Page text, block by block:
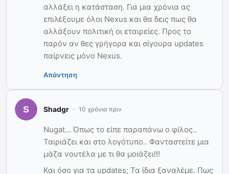
αλλάξει η κατάσταση. Για μια χρόνια ας
επιλέξουμε όλοι Nexus και θα δεις πως θα
αλλάξουν πολιτική οι εταιρείες. Προς το
παρόν αν θες γρήγορα και σίγουρα updates
παίρνεις μόνο Nexus.
Απάντηση
Shadgr 10 χρόνια πριν
Nugat… Όπως το είπε παραπάνω ο φίλος..
Ταιριάζει και στο λογότυπο.. Φανταστείτε μια
μάζα νουτέλα με τι θα μοιάζει!!!
Και όσο για τα updates; Τα ίδια ξαναλέμε. Πως